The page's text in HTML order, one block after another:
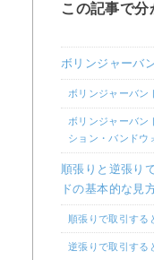
この記事で分
ボリンジャーバ
ボリンジャーバン
ボリンジャーバン
ション・バンドウ
順張りと逆張り
ドの基本的な見
順張りで取引する
逆張りで取引する